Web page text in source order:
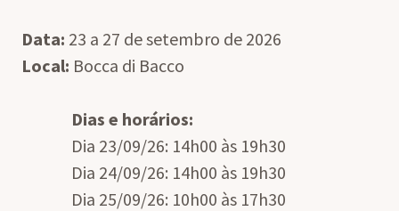
Data: 23 a 27 de setembro de 2026
Local: Bocca di Bacco
Dias e horários:
Dia 23/09/26: 14h00 às 19h30
Dia 24/09/26: 14h00 às 19h30
Dia 25/09/26: 10h00 às 17h30